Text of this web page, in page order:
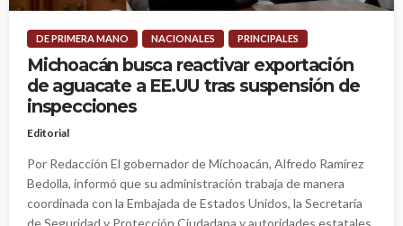
DE PRIMERA MANO NACIONALES PRINCIPALES
Michoacán busca reactivar exportación
de aguacate a EE.UU tras suspensión de
inspecciones
Editorial
Por Redacción El gobernador de Michoacán, Alfredo Ramírez
Bedolla, informó que su administración trabaja de manera
coordinada con la Embajada de Estados Unidos, la Secretaría